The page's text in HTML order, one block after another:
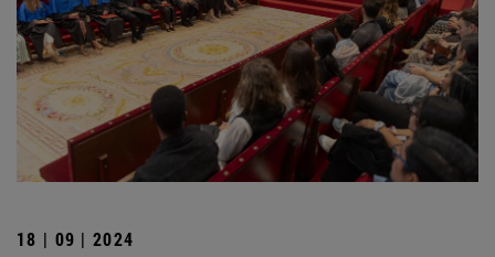
18 | 09 | 2024